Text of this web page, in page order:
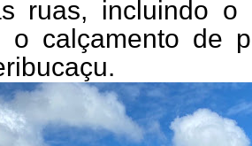
ruas, incluindo o
o calçamento de